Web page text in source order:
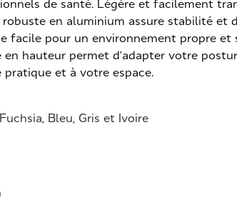
de santé. Légère et facilement
en aluminium assure stabilité et
facile pour un environnement propre
hauteur permet d’adapter votre
pratique et à votre espace.
Bleu, Gris et Ivoire